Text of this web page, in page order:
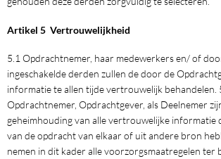
Artikel 5 Vertrouwelijkheid
5.1 Opdrachtnemer, haar medewerkers en/ of
ingeschakelde derden zullen de door de
informatie te allen tijde vertrouwelijk behandelen.
Opdrachtnemer, Opdrachtgever, als Deelnemer
geheimhouding van alle vertrouwelijke informatie
van de opdracht van elkaar of uit andere bron
nemen in dit kader alle voorzorgsmaatregelen ter